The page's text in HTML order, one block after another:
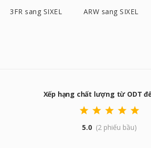
3FR sang SIXEL ARW sang SIXEL
Xếp hạng chất lượng từ ODT
5.0 (2 phiếu bầu)